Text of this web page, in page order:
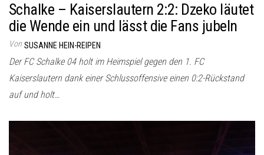
Schalke – Kaiserslautern 2:2: Dzeko läutet
die Wende ein und lässt die Fans jubeln
Von SUSANNE HEIN-REIPEN
Der FC Schalke 04 holt im Heimspiel gegen den 1. FC
Kaiserslautern dank einer Schlussoffensive einen 0:2-Rückstand
auf und holt…